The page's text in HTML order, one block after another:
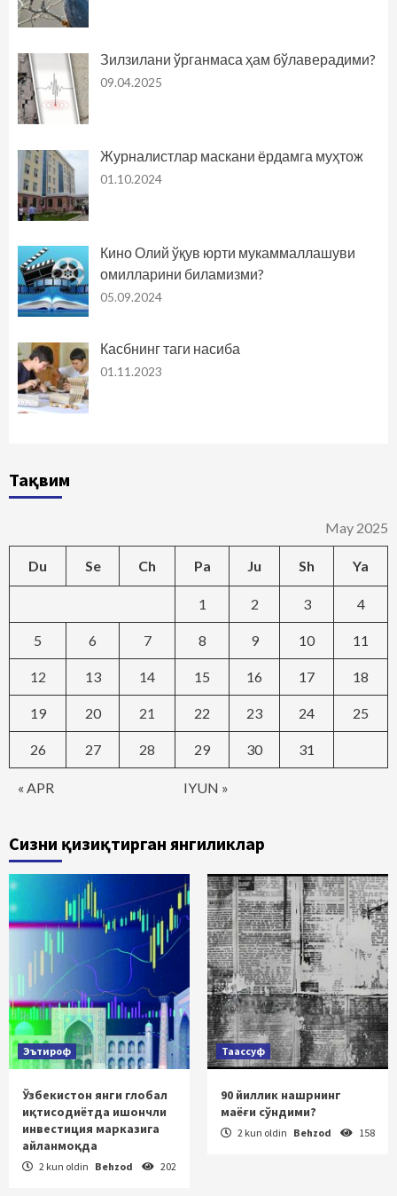
Зилзилани ўрганмаса ҳам бўлаверадими?
09.04.2025
Журналистлар маскани ёрдамга муҳтож
01.10.2024
Кино Олий ўқув юрти мукаммаллашуви
омилларини биламизми?
05.09.2024
Касбнинг таги насиба
01.11.2023
Тақвим
May 2025
Du Se Ch Pa Ju Sh Ya
« APR IYUN »
1 2 3 4
5 6 7 8 9 10 11
12 13 14 15 16 17 18
19 20 21 22 23 24 25
26 27 28 29 30 31
Сизни қизиқтирган янгиликлар
Эътироф
Ўзбекистон янги глобал
иқтисодиётда ишончли
инвестиция марказига
айланмоқда
2 kun oldin Behzod 202
Таассуф
90 йиллик нашрнинг
маёғи сўндими?
2 kun oldin Behzod 158